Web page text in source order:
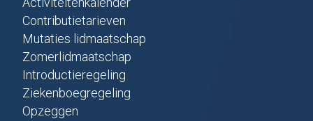
Contributietarieven
Mutaties lidmaatschap
Zomerlidmaatschap
Introductieregeling
Ziekenboegregeling
Opzeggen